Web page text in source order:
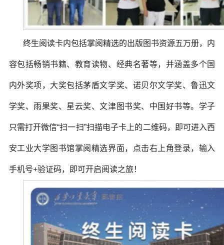
终生阅读卡内包括掌阅精选的出版图书资源五万册，内
容包括畅销书籍、教育读物、经典名著等，并涵盖多个国
内外奖项，大奖包括茅盾文学奖、诺贝尔文学奖、鲁迅文
学奖、雨果奖、星云奖、文津图书奖、中国好书等。学子
只需打开微信“扫一扫”扫描电子卡上的二维码，即可进入西
安工业大学图书馆掌阅精选界面，点击右上角登录，输入
手机号+验证码，即可开启阅读之旅！